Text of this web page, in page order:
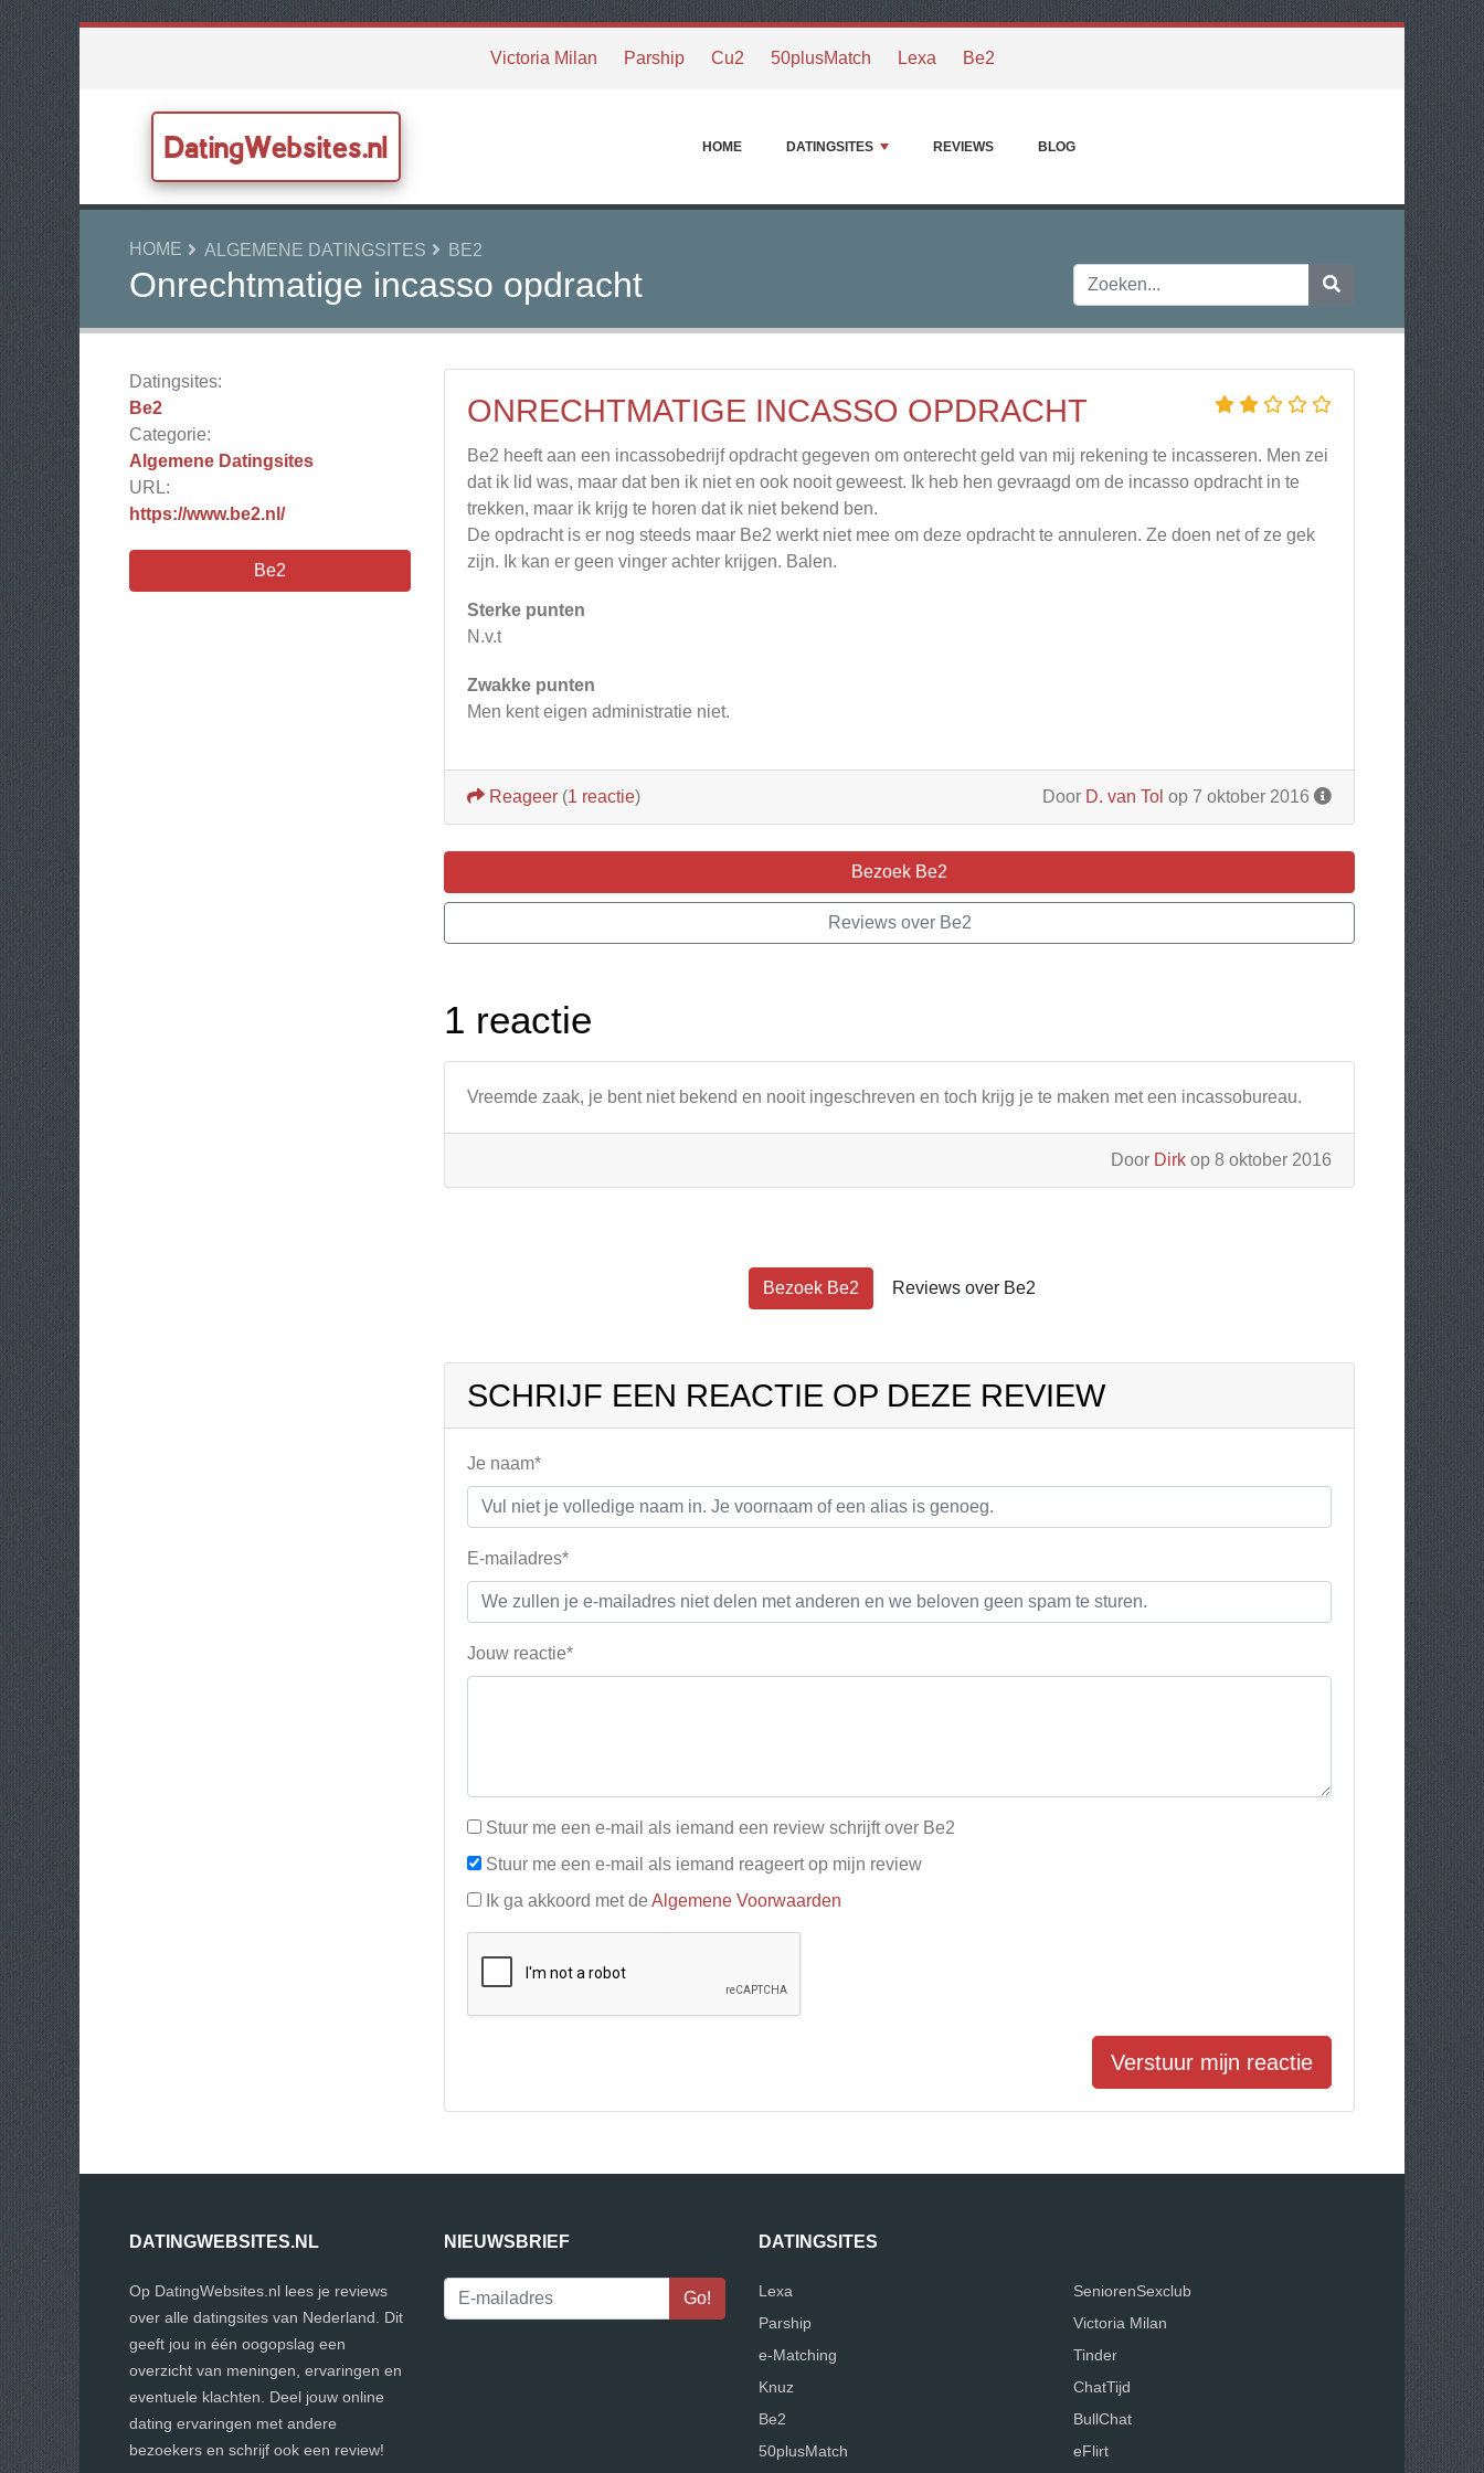
Victoria Milan Parship Cu2 50plusMatch Lexa Be2
DatingWebsites.nl HOME DATINGSITES REVIEWS BLOG
HOME ALGEMENE DATINGSITES BE2
Onrechtmatige incasso opdracht
Datingsites:
Be2
Categorie:
Algemene Datingsites
URL:
https://www.be2.nl/
Be2
ONRECHTMATIGE INCASSO OPDRACHT
Be2 heeft aan een incassobedrijf opdracht gegeven om onterecht geld van mij rekening te incasseren. Men zei
dat ik lid was, maar dat ben ik niet en ook nooit geweest. Ik heb hen gevraagd om de incasso opdracht in te
trekken, maar ik krijg te horen dat ik niet bekend ben.
De opdracht is er nog steeds maar Be2 werkt niet mee om deze opdracht te annuleren. Ze doen net of ze gek
zijn. Ik kan er geen vinger achter krijgen. Balen.
Sterke punten
N.v.t
Zwakke punten
Men kent eigen administratie niet.
Door D. van Tol op 7 oktober 2016
Reageer (1 reactie)
Bezoek Be2
Reviews over Be2
1 reactie
Vreemde zaak, je bent niet bekend en nooit ingeschreven en toch krijg je te maken met een incassobureau.
Door Dirk op 8 oktober 2016
Bezoek Be2 Reviews over Be2
SCHRIJF EEN REACTIE OP DEZE REVIEW
Je naam*
E-mailadres*
Jouw reactie*
Stuur me een e-mail als iemand een review schrijft over Be2
Stuur me een e-mail als iemand reageert op mijn review
Ik ga akkoord met de Algemene Voorwaarden
Verstuur mijn reactie
DATINGWEBSITES.NL
Op DatingWebsites.nl lees je reviews
over alle datingsites van Nederland. Dit
geeft jou in één oogopslag een
overzicht van meningen, ervaringen en
eventuele klachten. Deel jouw online
dating ervaringen met andere
bezoekers en schrijf ook een review!
NIEUWSBRIEF DATINGSITES
Lexa
Parship
e-Matching
Knuz
Be2
50plusMatch
SeniorenSexclub
Victoria Milan
Tinder
ChatTijd
BullChat
eFlirt